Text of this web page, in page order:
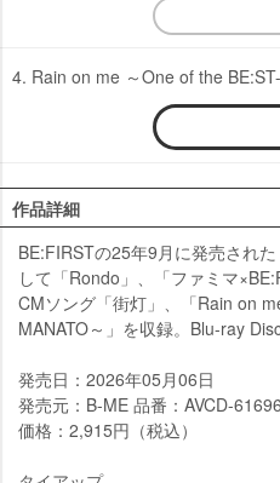
4. Rain on me ～One of the
作品詳細
BE:FIRSTの25年9月に発売され
して「Rondo」、「ファミマ
CMソング「街灯」、「Rain on
MANATO～」を収録。Blu-ray Disc
発売日：2026年05月06日
発売元：B-ME 品番：AVCD-
価格：2,915円（税込）